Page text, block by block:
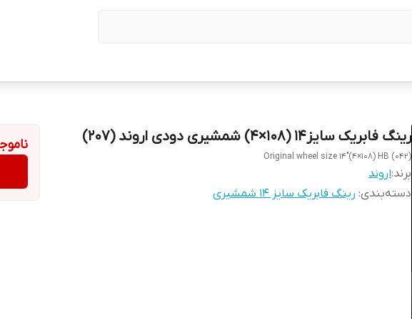
رینگ فابریک سایز۱۴ (۱۰۸×۴) شمشیری دودی اروند (۲۰۷)
Original wheel size 14"(4×108) HB (042)
برند:اروند
دسته‌بندی: رینگ فابریک سایز ۱۴ شمشیری